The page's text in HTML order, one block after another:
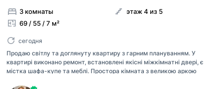
3 комнаты
69 / 55 / 7 м²
этаж 4 из 5
сегодня
Продаю світлу та доглянуту квартиру з гарним плануванням. У
квартирі виконано ремонт, встановлені якісні міжкімнатні двері, є
містка шафа-купе та меблі. Простора кімната з великою аркою